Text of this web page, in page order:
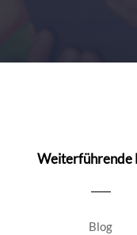
Weiterführende
Blog